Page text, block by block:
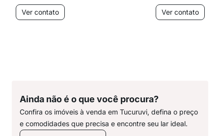
Ver contato
Ver contato
Ainda não é o que você procura?
Confira os imóveis à venda em Tucuruvi, defina o preço
e comodidades que precisa e encontre seu lar ideal.